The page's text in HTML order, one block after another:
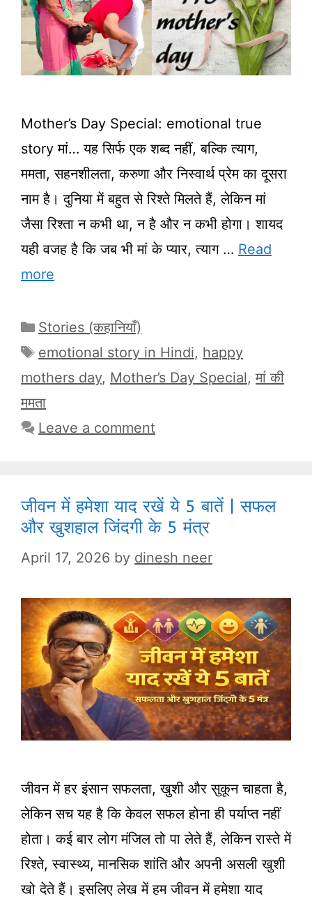
Mother’s Day Special: emotional true
story मां… यह सिर्फ एक शब्द नहीं, बल्कि त्याग,
ममता, सहनशीलता, करुणा और निस्वार्थ प्रेम का दूसरा
नाम है। दुनिया में बहुत से रिश्ते मिलते हैं, लेकिन मां
जैसा रिश्ता न कभी था, न है और न कभी होगा। शायद
यही वजह है कि जब भी मां के प्यार, त्याग … Read
more
Categories
Stories (कहानियाँ)
Tags
emotional story in Hindi, happy
mothers day, Mother’s Day Special,मां की
ममता
Leave a comment
जीवन में हमेशा याद रखें ये 5 बातें | सफल
और खुशहाल जिंदगी के 5 मंत्र
April 17, 2026 by dinesh neer
जीवन में हर इंसान सफलता, खुशी और सुकून चाहता है,
लेकिन सच यह है कि केवल सफल होना ही पर्याप्त नहीं
होता। कई बार लोग मंजिल तो पा लेते हैं, लेकिन रास्ते में
रिश्ते, स्वास्थ्य, मानसिक शांति और अपनी असली खुशी
खो देते हैं। इसलिए लेख में हम जीवन में हमेशा याद